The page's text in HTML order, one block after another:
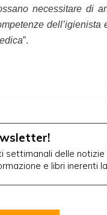
necessitare di
”.
settimanali delle
e libri inerenti